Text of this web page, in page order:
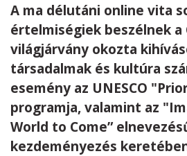
A ma délutáni online vita
értelmiségiek beszélnek a
világjárvány okozta
társadalmak és kultúra
esemény az UNESCO
programja, valamint az
World to Come”
kezdeményezés